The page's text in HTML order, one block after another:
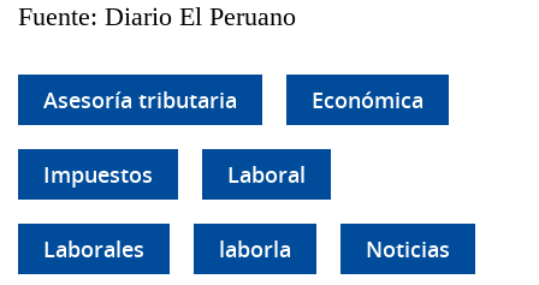
Fuente: Diario El Peruano
Asesoría tributaria Económica
Impuestos Laboral
Laborales laborla Noticias